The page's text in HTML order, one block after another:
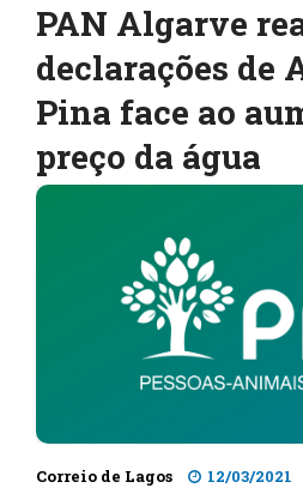
PAN Algarve
declarações de
Pina face ao
preço da água
Correio de Lagos 12/03/2021